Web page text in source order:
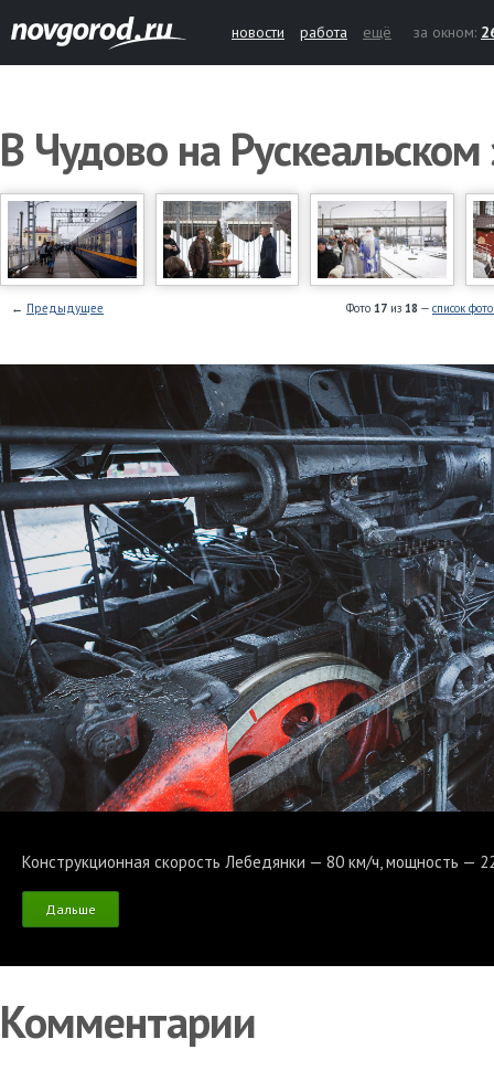
новости работа ещё за окном:
В Чудово на Рускеальском
Фото 17 из 18 — список
← Предыдущее
Конструкционная скорость Лебедянки — 80 км/ч, мощность —
Дальше
Комментарии